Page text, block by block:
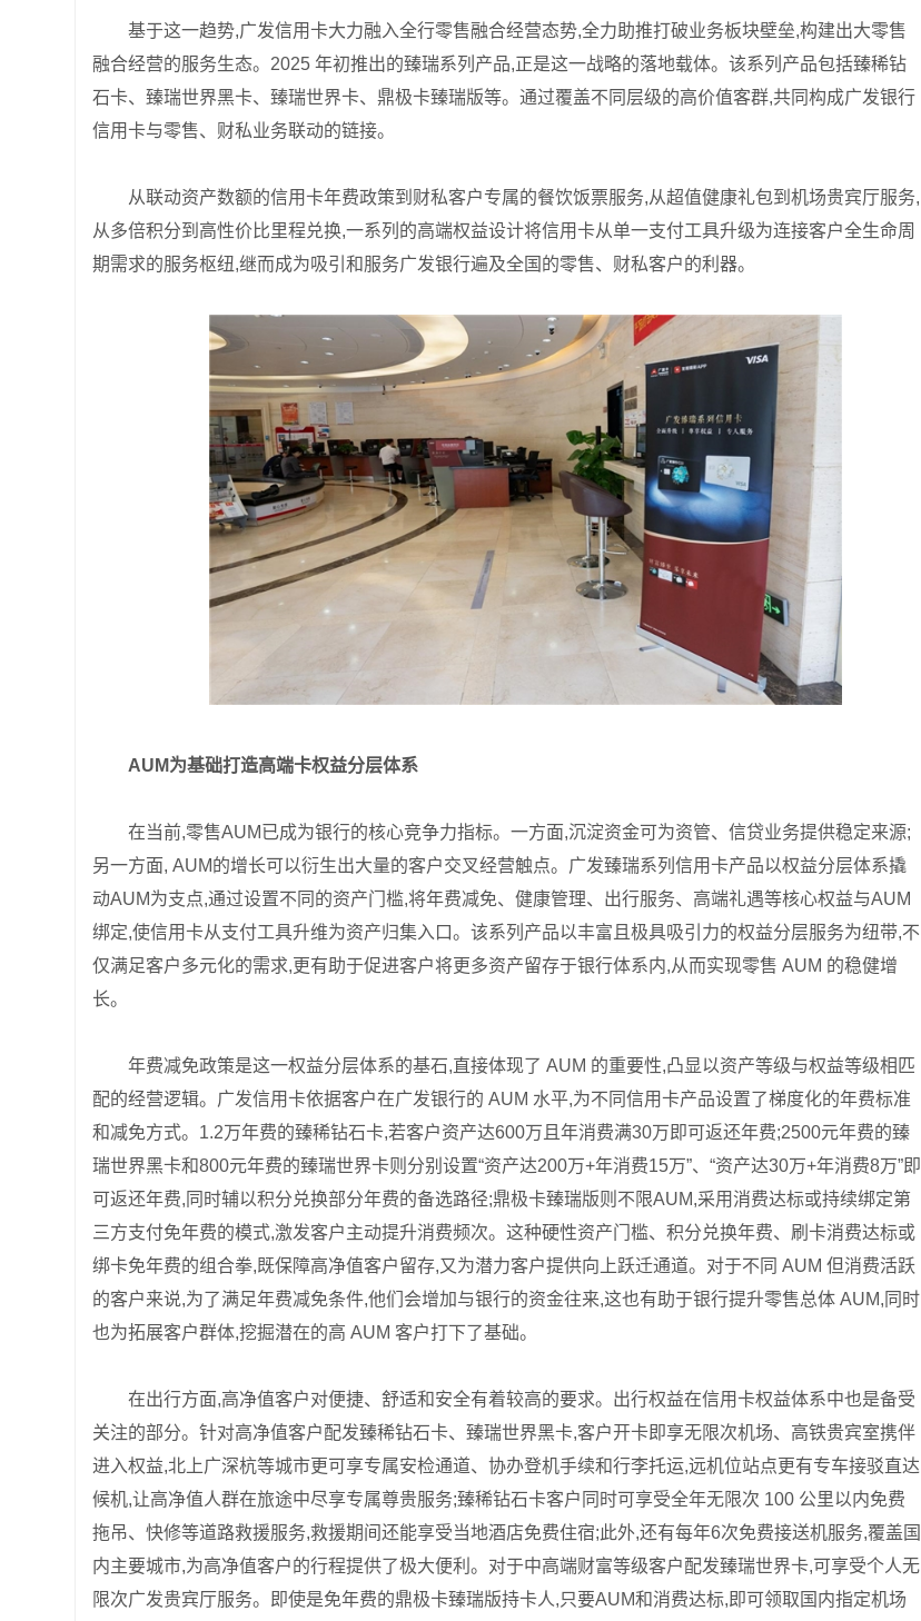
基于这一趋势,广发信用卡大力融入全行零售融合经营态势,全力助推打破业务板块壁垒,构建出大零售
融合经营的服务生态。2025 年初推出的臻瑞系列产品,正是这一战略的落地载体。该系列产品包括臻稀钻
石卡、臻瑞世界黑卡、臻瑞世界卡、鼎极卡臻瑞版等。通过覆盖不同层级的高价值客群,共同构成广发银行
信用卡与零售、财私业务联动的链接。
从联动资产数额的信用卡年费政策到财私客户专属的餐饮饭票服务,从超值健康礼包到机场贵宾厅服务,
从多倍积分到高性价比里程兑换,一系列的高端权益设计将信用卡从单一支付工具升级为连接客户全生命周
期需求的服务枢纽,继而成为吸引和服务广发银行遍及全国的零售、财私客户的利器。
AUM为基础打造高端卡权益分层体系
在当前,零售AUM已成为银行的核心竞争力指标。一方面,沉淀资金可为资管、信贷业务提供稳定来源;
另一方面, AUM的增长可以衍生出大量的客户交叉经营触点。广发臻瑞系列信用卡产品以权益分层体系撬
动AUM为支点,通过设置不同的资产门槛,将年费减免、健康管理、出行服务、高端礼遇等核心权益与AUM
绑定,使信用卡从支付工具升维为资产归集入口。该系列产品以丰富且极具吸引力的权益分层服务为纽带,不
仅满足客户多元化的需求,更有助于促进客户将更多资产留存于银行体系内,从而实现零售 AUM 的稳健增
长。
年费减免政策是这一权益分层体系的基石,直接体现了 AUM 的重要性,凸显以资产等级与权益等级相匹
配的经营逻辑。广发信用卡依据客户在广发银行的 AUM 水平,为不同信用卡产品设置了梯度化的年费标准
和减免方式。1.2万年费的臻稀钻石卡,若客户资产达600万且年消费满30万即可返还年费;2500元年费的臻
瑞世界黑卡和800元年费的臻瑞世界卡则分别设置“资产达200万+年消费15万”、“资产达30万+年消费8万”即
可返还年费,同时辅以积分兑换部分年费的备选路径;鼎极卡臻瑞版则不限AUM,采用消费达标或持续绑定第
三方支付免年费的模式,激发客户主动提升消费频次。这种硬性资产门槛、积分兑换年费、刷卡消费达标或
绑卡免年费的组合拳,既保障高净值客户留存,又为潜力客户提供向上跃迁通道。对于不同 AUM 但消费活跃
的客户来说,为了满足年费减免条件,他们会增加与银行的资金往来,这也有助于银行提升零售总体 AUM,同时
也为拓展客户群体,挖掘潜在的高 AUM 客户打下了基础。
在出行方面,高净值客户对便捷、舒适和安全有着较高的要求。出行权益在信用卡权益体系中也是备受
关注的部分。针对高净值客户配发臻稀钻石卡、臻瑞世界黑卡,客户开卡即享无限次机场、高铁贵宾室携伴
进入权益,北上广深杭等城市更可享专属安检通道、协办登机手续和行李托运,远机位站点更有专车接驳直达
候机,让高净值人群在旅途中尽享专属尊贵服务;臻稀钻石卡客户同时可享受全年无限次 100 公里以内免费
拖吊、快修等道路救援服务,救援期间还能享受当地酒店免费住宿;此外,还有每年6次免费接送机服务,覆盖国
内主要城市,为高净值客户的行程提供了极大便利。对于中高端财富等级客户配发臻瑞世界卡,可享受个人无
限次广发贵宾厅服务。即使是免年费的鼎极卡臻瑞版持卡人,只要AUM和消费达标,即可领取国内指定机场